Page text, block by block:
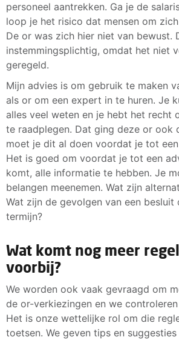
personeel aantrekken. Ga je de
loop je het risico dat mensen om
De or was zich hier niet van bewust.
instemmingsplichtig, omdat het niet
geregeld.
Mijn advies is om gebruik te maken
als or om een expert in te huren. Je
alles veel weten en je hebt het recht
te raadplegen. Dat ging deze or ook
moet je dit al doen voordat je tot
Het is goed om voordat je tot een
komt, alle informatie te hebben. Je
belangen meenemen. Wat zijn
Wat zijn de gevolgen van een besluit
termijn?
Wat komt nog meer
voorbij?
We worden ook vaak gevraagd om
de or-verkiezingen en we
Het is onze wettelijke rol om die
toetsen. We geven tips en